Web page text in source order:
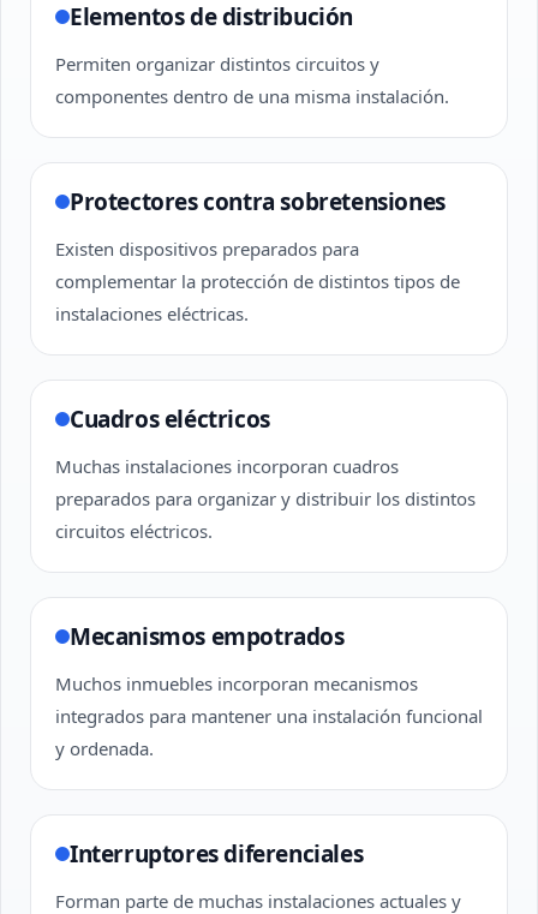
Elementos de distribución
Permiten organizar distintos circuitos y
componentes dentro de una misma instalación.
Protectores contra sobretensiones
Existen dispositivos preparados para
complementar la protección de distintos tipos de
instalaciones eléctricas.
Cuadros eléctricos
Muchas instalaciones incorporan cuadros
preparados para organizar y distribuir los distintos
circuitos eléctricos.
Mecanismos empotrados
Muchos inmuebles incorporan mecanismos
integrados para mantener una instalación funcional
y ordenada.
Interruptores diferenciales
Forman parte de muchas instalaciones actuales y